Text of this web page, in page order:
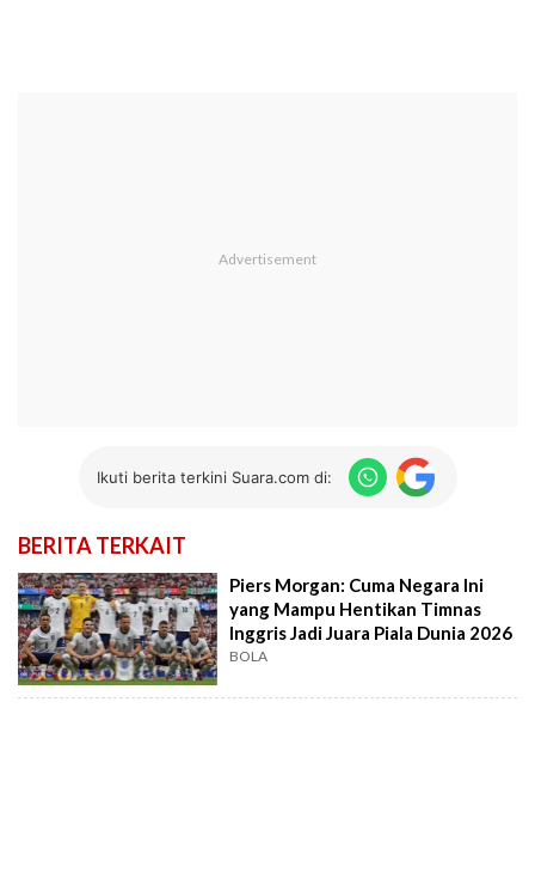
Ikuti berita terkini Suara.com di:
BERITA TERKAIT
Piers Morgan: Cuma Negara Ini
yang Mampu Hentikan Timnas
Inggris Jadi Juara Piala Dunia 2026
BOLA